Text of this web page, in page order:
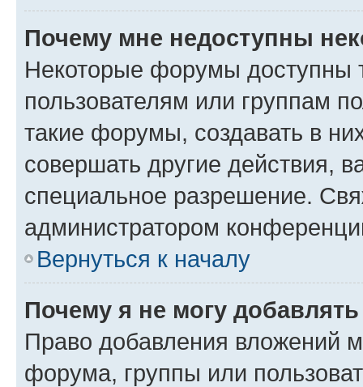
Почему мне недоступны
Некоторые форумы доступны
пользователям или группам
такие форумы, создавать в
совершать другие действия,
специальное разрешение.
администратором
Вернуться к началу
Почему я не могу
Право добавления вложений
форума, группы или